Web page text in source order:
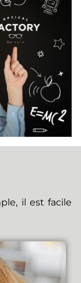
il est facile